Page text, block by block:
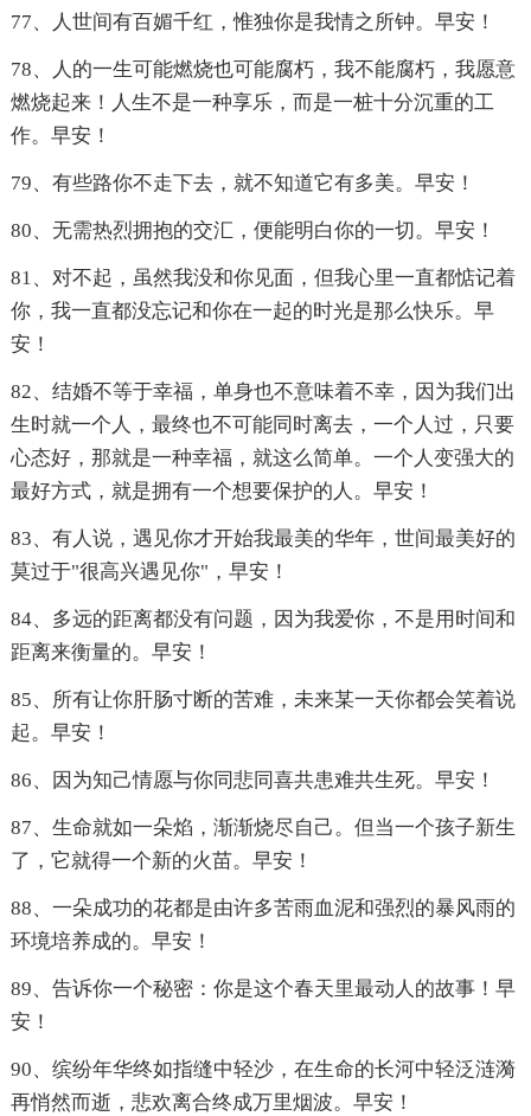
77、人世间有百媚千红，惟独你是我情之所钟。早安！
78、人的一生可能燃烧也可能腐朽，我不能腐朽，我愿意
燃烧起来！人生不是一种享乐，而是一桩十分沉重的工
作。早安！
79、有些路你不走下去，就不知道它有多美。早安！
80、无需热烈拥抱的交汇，便能明白你的一切。早安！
81、对不起，虽然我没和你见面，但我心里一直都惦记着
你，我一直都没忘记和你在一起的时光是那么快乐。早
安！
82、结婚不等于幸福，单身也不意味着不幸，因为我们出
生时就一个人，最终也不可能同时离去，一个人过，只要
心态好，那就是一种幸福，就这么简单。一个人变强大的
最好方式，就是拥有一个想要保护的人。早安！
83、有人说，遇见你才开始我最美的华年，世间最美好的
莫过于"很高兴遇见你"，早安！
84、多远的距离都没有问题，因为我爱你，不是用时间和
距离来衡量的。早安！
85、所有让你肝肠寸断的苦难，未来某一天你都会笑着说
起。早安！
86、因为知己情愿与你同悲同喜共患难共生死。早安！
87、生命就如一朵焰，渐渐烧尽自己。但当一个孩子新生
了，它就得一个新的火苗。早安！
88、一朵成功的花都是由许多苦雨血泥和强烈的暴风雨的
环境培养成的。早安！
89、告诉你一个秘密：你是这个春天里最动人的故事！早
安！
90、缤纷年华终如指缝中轻沙，在生命的长河中轻泛涟漪
再悄然而逝，悲欢离合终成万里烟波。早安！